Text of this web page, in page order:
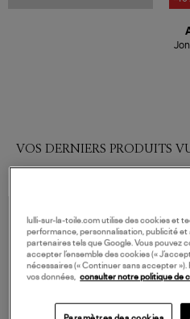
VOS DERNIERS PRODUITS
lulli-sur-la-toile.com utilise des cookies et
performance, personnalisation, publicité
partenaires tels que Google. Vous pouvez
accepter l’ensemble des cookies («
nécessaires (« Continuer sans accepter »).
vos données, consulter notre politique de